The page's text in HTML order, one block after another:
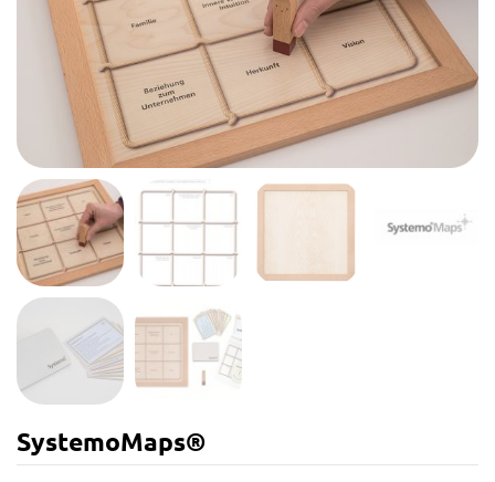
SystemoMaps®